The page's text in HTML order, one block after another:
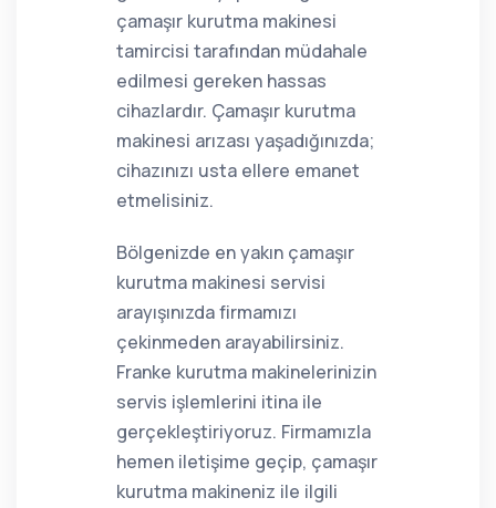
çamaşır kurutma makinesi
tamircisi tarafından müdahale
edilmesi gereken hassas
cihazlardır. Çamaşır kurutma
makinesi arızası yaşadığınızda;
cihazınızı usta ellere emanet
etmelisiniz.
Bölgenizde en yakın çamaşır
kurutma makinesi servisi
arayışınızda firmamızı
çekinmeden arayabilirsiniz.
Franke kurutma makinelerinizin
servis işlemlerini itina ile
gerçekleştiriyoruz. Firmamızla
hemen iletişime geçip, çamaşır
kurutma makineniz ile ilgili